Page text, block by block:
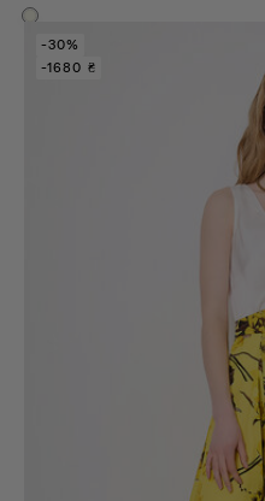
-30%
-1680 ₴